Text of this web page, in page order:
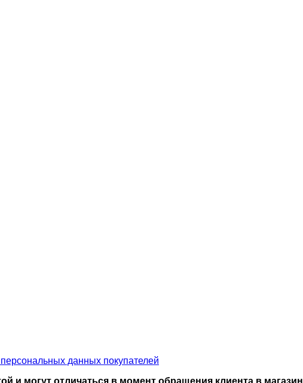
данных покупателей
и могут отличаться в момент обращения клиента в магазин.